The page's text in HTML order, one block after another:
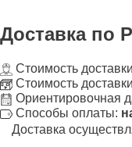
Доставка по
Стоимость
Стоимость
Ориентировочная
Способы оплаты:
Доставка